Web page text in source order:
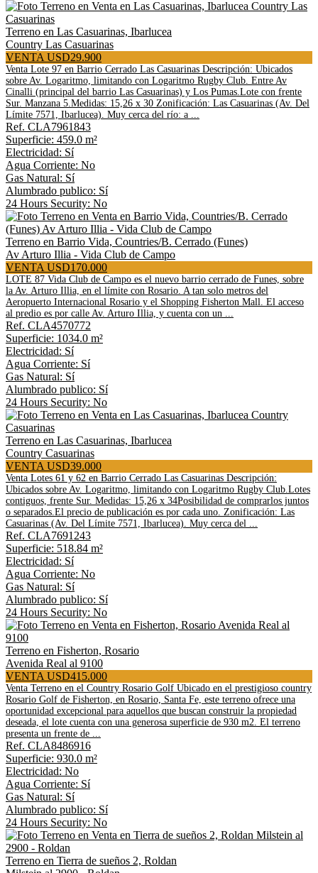
Terreno en Las Casuarinas, Ibarlucea
Country Las Casuarinas
VENTA USD29.900
Venta Lote 97 en Barrio Cerrado Las Casuarinas Descripción: Ubicados
sobre Av. Logaritmo, limitando con Logaritmo Rugby Club. Entre Av
Cinalli (principal del barrio Las Casuarinas) y Los Pumas.Lote con frente
Sur. Manzana 5.Medidas: 15,26 x 30 Zonificación: Las Casuarinas (Av. Del
Límite 7571, Ibarlucea). Muy cerca del río: a ...
Ref. CLA7961843
Superficie: 459.0 m²
Electricidad: Sí
Agua Corriente: No
Gas Natural: Sí
Alumbrado publico: Sí
24 Hours Security: No
Terreno en Barrio Vida, Countries/B. Cerrado (Funes)
Av Arturo Illia - Vida Club de Campo
VENTA USD170.000
LOTE 87 Vida Club de Campo es el nuevo barrio cerrado de Funes, sobre
la Av. Arturo Illia, en el límite con Rosario. A tan solo metros del
Aeropuerto Internacional Rosario y el Shopping Fisherton Mall. El acceso
al predio es por calle Av. Arturo Illia, y cuenta con un ...
Ref. CLA4570772
Superficie: 1034.0 m²
Electricidad: Sí
Agua Corriente: Sí
Gas Natural: Sí
Alumbrado publico: Sí
24 Hours Security: No
Terreno en Las Casuarinas, Ibarlucea
Country Casuarinas
VENTA USD39.000
Venta Lotes 61 y 62 en Barrio Cerrado Las Casuarinas Descripción:
Ubicados sobre Av. Logaritmo, limitando con Logaritmo Rugby Club.Lotes
contiguos, frente Sur. Medidas: 15,26 x 34Posibilidad de comprarlos juntos
o separados.El precio de publicación es por cada uno. Zonificación: Las
Casuarinas (Av. Del Límite 7571, Ibarlucea). Muy cerca del ...
Ref. CLA7691243
Superficie: 518.84 m²
Electricidad: Sí
Agua Corriente: No
Gas Natural: Sí
Alumbrado publico: Sí
24 Hours Security: No
Terreno en Fisherton, Rosario
Avenida Real al 9100
VENTA USD415.000
Venta Terreno en el Country Rosario Golf Ubicado en el prestigioso country
Rosario Golf de Fisherton, en Rosario, Santa Fe, este terreno ofrece una
oportunidad excepcional para aquellos que buscan construir la propiedad
deseada, el lote cuenta con una generosa superficie de 930 m2. El terreno
presenta un frente de ...
Ref. CLA8486916
Superficie: 930.0 m²
Electricidad: No
Agua Corriente: Sí
Gas Natural: Sí
Alumbrado publico: Sí
24 Hours Security: No
Terreno en Tierra de sueños 2, Roldan